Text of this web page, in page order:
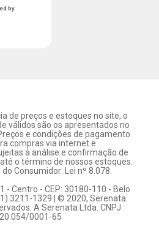
by
de preços e estoques no site, o
válidos são os apresentados no
e condições de pagamento
compras via internet e
à análise e confirmação de
o término de nossos estoques.
Consumidor: Lei nº 8.078.
- Centro - CEP: 30180-110 - Belo
3211-1329 | © 2020, Serenata.
A Serenata Ltda. CNPJ :
0001-65